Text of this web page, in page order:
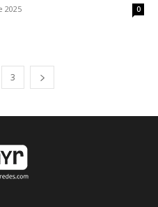
2025 0
3